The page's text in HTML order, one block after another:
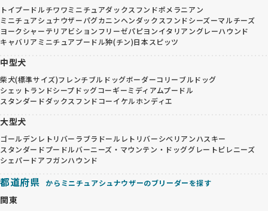
トイプードルチワワミニチュアダックスフンドポメラニアン
ミニチュアシュナウザーパグカニンヘンダックスフンドシーズーマルチーズ
ヨークシャーテリアビションフリーゼパピヨンイタリアングレーハウンド
キャバリア ミニチュアプードル狆(チン)日本スピッツ
中型犬
柴犬(標準サイズ)フレンチブルドッグボーダーコリーブルドッグ
シェットランドシープドッグコーギーミディアムプードル
スタンダードダックスフンドコーイケルホンディエ
大型犬
ゴールデンレトリバー ラブラドールレトリバーシベリアンハスキー
スタンダードプードルバーニーズ・マウンテン・ドッググレートピレニーズ
シェパードアフガンハウンド
都道府県 からミニチュアシュナウザーのブリーダーを探す
関東